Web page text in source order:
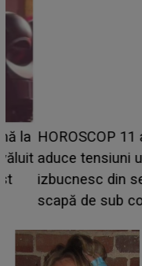
HOROSCOP 11
aduce tensiuni
izbucnesc din senin
scapă de sub control